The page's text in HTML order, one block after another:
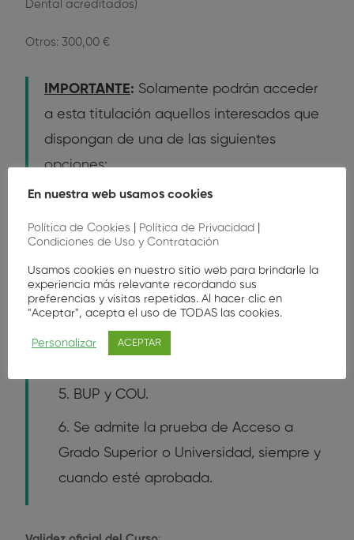
Dental acreditados)
Otros: 300,00 €
IMPORTANTE: Solamente podrán acceder
a esta titulación aquellos interesados que
dispongan de una de las siguientes
opciones:
Certificado Académico y Documento
de haber abonado las Tasas de solicitud
del título.
Grado Superior.
BUP y COU.
Se admite la prueba de Acceso a
Grado Superior o Universidad, siempre y
cuando esté aprobada.
En nuestra web usamos cookies
Política de Cookies Política de Privacidad
Condiciones de Uso y Contratación
Usamos cookies en nuestro sitio web para brindarle la
experiencia más relevante recordando sus
preferencias y visitas repetidas. Al hacer clic en
"Aceptar", acepta el uso de TODAS las cookies.
Personalizar ACEPTAR